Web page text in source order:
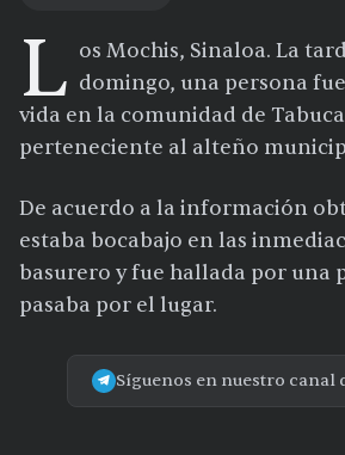
L os Mochis, Sinaloa. La
domingo, una persona
vida en la comunidad de
perteneciente al alteño
De acuerdo a la información
estaba bocabajo en las
basurero y fue hallada por una
pasaba por el lugar.
Síguenos en nuestro canal